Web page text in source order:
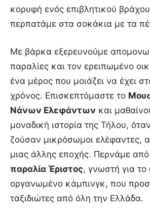
κορυφή ενός επιβλητικού
περπατάμε στα σοκάκια με τα
Με βάρκα εξερευνούμε
παραλίες και τον ερειπωμένο
ένα μέρος που μοιάζει να έχει
χρόνος. Επισκεπτόμαστε το
Νάνων Ελεφάντων και
μοναδική ιστορία της Τήλου,
ζούσαν μικρόσωμοι ελέφαντες,
μιας άλλης εποχής. Περνάμε από
παραλία Έριστος, γνωστή για
οργανωμένο κάμπινγκ, που
ταξιδιώτες από όλη την Ελλάδα.